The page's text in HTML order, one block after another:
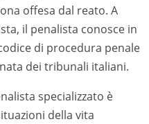
offesa dal reato. A
il penalista conosce in
di procedura penale
dei tribunali italiani.
specializzato è
della vita